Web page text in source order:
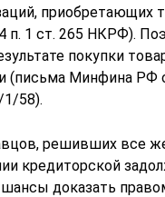
приобретающих
п. 1 ст. 265 НКРФ).
покупки
(письма Минфина РФ
58).
решивших все
кредиторской
шансы доказать